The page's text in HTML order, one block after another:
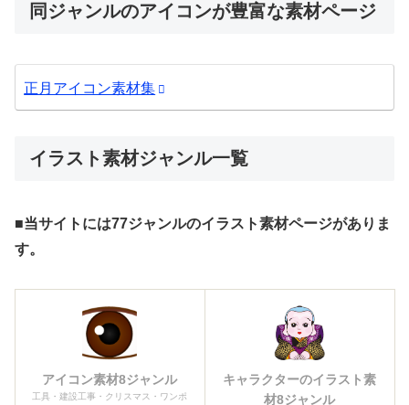
同ジャンルのアイコンが豊富な素材ページ
正月アイコン素材集
イラスト素材ジャンル一覧
■当サイトには77ジャンルのイラスト素材ページがありま
す。
アイコン素材8ジャンル
工具・建設工事・クリスマス・ワンポ
キャラクターのイラスト素
材8ジャンル